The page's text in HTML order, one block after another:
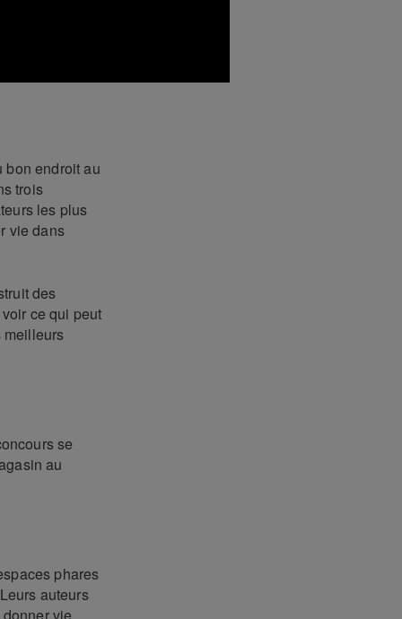
bon endroit au
trois
les plus
vie dans
des
ce qui peut
meilleurs
se
au
phares
auteurs